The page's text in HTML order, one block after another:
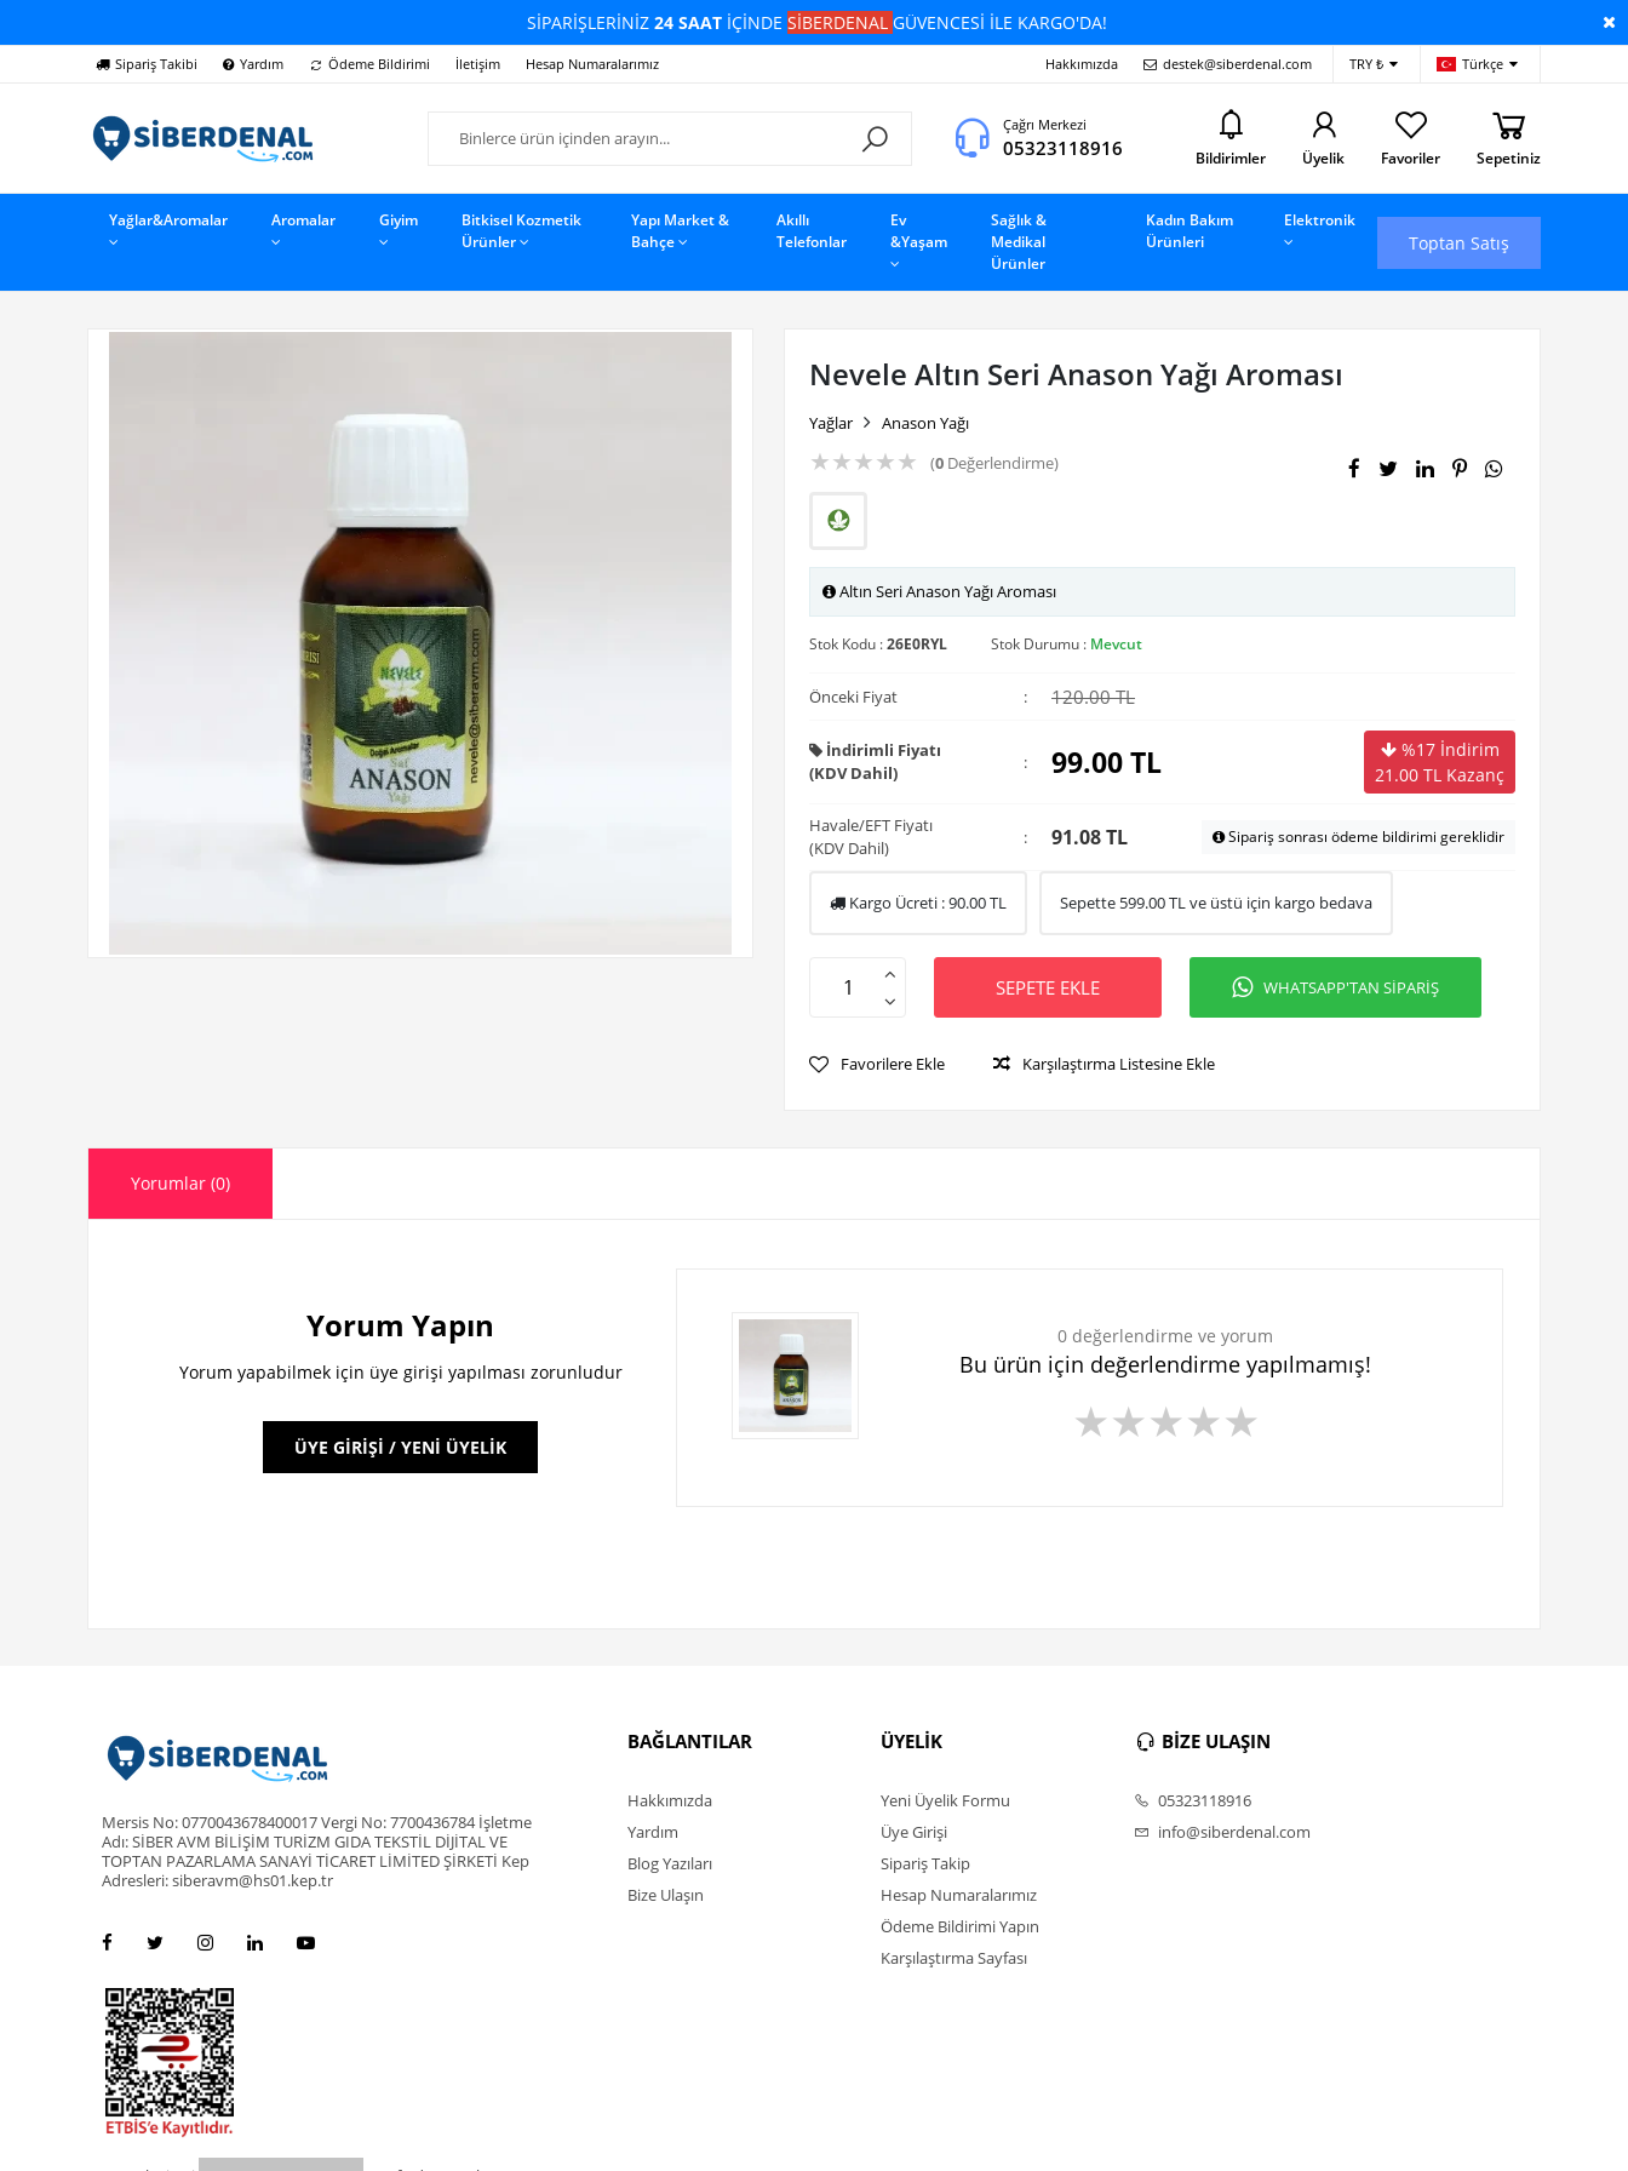
SİPARİŞLERİNİZ 24 SAATİÇİNDE SİBERDENAL GÜVENCESİ İLE KARGO'DA!
Sipariş Takibi Yardım Ödeme Bildirimi İletişim Hesap Numaralarımız Hakkımızda destek@siberdenal.com TRY ₺ Türkçe
Çağrı Merkezi
05323118916 Bildirimler Üyelik Favoriler Sepetiniz
Yağlar&Aromalar Aromalar Giyim
Bitkisel Kozmetik
Ürünler
Yapı Market &
Bahçe
Akıllı
Telefonlar
Ev
&Yaşam
Sağlık &
Medikal
Ürünler
Kadın Bakım
Ürünleri
Elektronik
Toptan Satış
Nevele Altın Seri Anason Yağı Aroması
Yağlar Anason Yağı
★★★★★ (0 Değerlendirme)
Altın Seri Anason Yağı Aroması
Stok Kodu :26E0RYL Stok Durumu : Mevcut
Önceki Fiyat : 120.00 TL
İndirimli Fiyatı
(KDV Dahil)
: 99.00TL
%17 İndirim
21.00 TL Kazanç
Havale/EFT Fiyatı
(KDV Dahil)
: 91.08 TL Sipariş sonrası ödeme bildirimi gereklidir
Kargo Ücreti :90.00TL Sepette 599.00TL ve üstü için kargo bedava
SEPETE EKLE WHATSAPP'TAN SİPARİŞ
Favorilere Ekle Karşılaştırma Listesine Ekle
Yorumlar (0)
Yorum Yapın
Yorum yapabilmek için üye girişi yapılması zorunludur
ÜYE GİRİŞİ / YENİ ÜYELİK
0 değerlendirme ve yorum
Bu ürün için değerlendirme yapılmamış!
★★★★★
Mersis No: 0770043678400017 Vergi No: 7700436784 İşletme
Adı: SİBER AVM BİLİŞİM TURİZM GIDA TEKSTİL DİJİTAL VE
TOPTAN PAZARLAMA SANAYİ TİCARET LİMİTED ŞİRKETİ Kep
Adresleri: siberavm@hs01.kep.tr
BAĞLANTILAR
Hakkımızda
Yardım
Blog Yazıları
Bize Ulaşın
ÜYELİK
Yeni Üyelik Formu
Üye Girişi
Sipariş Takip
Hesap Numaralarımız
Ödeme Bildirimi Yapın
Karşılaştırma Sayfası
BİZE ULAŞIN
05323118916
info@siberdenal.com